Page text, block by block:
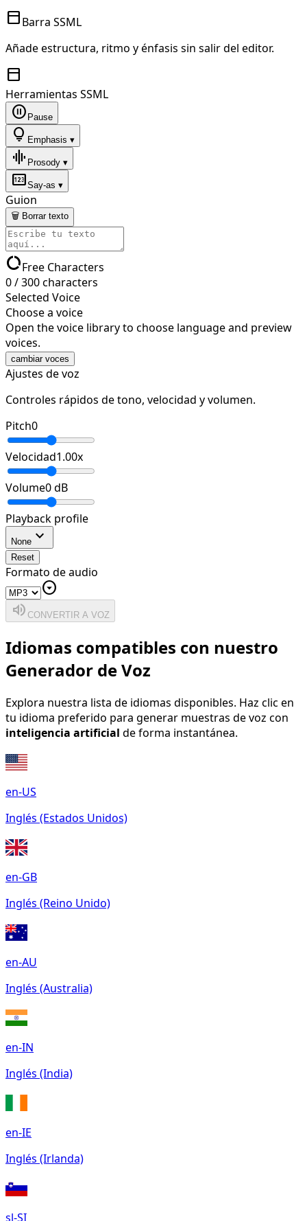
toolbarBarra SSML
Añade estructura, ritmo y énfasis sin salir del editor.
toolbar
Herramientas SSML
pause_circle Pause
lightbulb Emphasis ▾
graphic_eq Prosody ▾
pinSay-as ▾
Guion
🗑 Borrar texto
data_usageFree Characters
0/300characters
Selected Voice
Choose a voice
Open the voice library to choose language and preview
voices.
cambiar voces
Ajustes de voz
Controles rápidos de tono, velocidad y volumen.
Pitch0
Velocidad1.00x
Volume0dB
Playback profile
None expand_more
Reset
Formato de audio
arrow_drop_down_circle
volume_up CONVERTIR A VOZ
Idiomas compatibles con nuestro
Generador de Voz
Explora nuestra lista de idiomas disponibles. Haz clic en
tu idioma preferido para generar muestras de voz con
inteligencia artificial de forma instantánea.
en-US
Inglés (Estados Unidos)
en-GB
Inglés (Reino Unido)
en-AU
Inglés (Australia)
en-IN
Inglés (India)
en-IE
Inglés (Irlanda)
sl-SI